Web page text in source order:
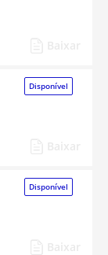
Disponível
Disponível